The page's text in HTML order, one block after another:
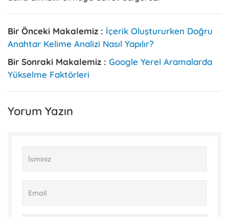
Bir Önceki Makalemiz : İçerik Oluştururken Doğru
Anahtar Kelime Analizi Nasıl Yapılır?
Bir Sonraki Makalemiz : Google Yerel Aramalarda
Yükselme Faktörleri
Yorum Yazın